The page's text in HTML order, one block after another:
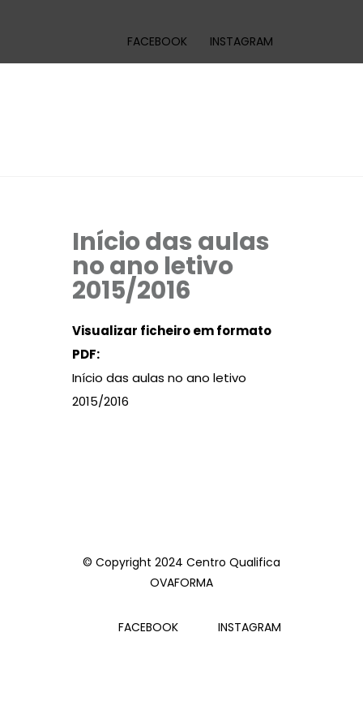
FACEBOOK INSTAGRAM
Início das aulas
no ano letivo
2015/2016
Visualizar ficheiro em formato
PDF:
Início das aulas no ano letivo
2015/2016
© Copyright 2024 Centro Qualifica
OVAFORMA
FACEBOOK INSTAGRAM